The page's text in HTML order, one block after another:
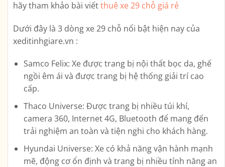
hãy tham khảo bài viếtthuê xe 29 chỗ giá rẻ
Dưới đây là 3 dòng xe 29 chỗ nổi bật hiện nay của
xeditinhgiare.vn :
Samco Felix: Xe được trang bị nội thất bọc da, ghế
ngồi êm ái và được trang bị hệ thống giải trí cao
cấp.
Thaco Universe: Được trang bị nhiều túi khí,
camera 360, Internet 4G, Bluetooth để mang đến
trải nghiệm an toàn và tiện nghi cho khách hàng.
Hyundai Universe: Xe có khả năng vận hành mạnh
mẽ, động cơ ổn định và trang bị nhiều tính năng an